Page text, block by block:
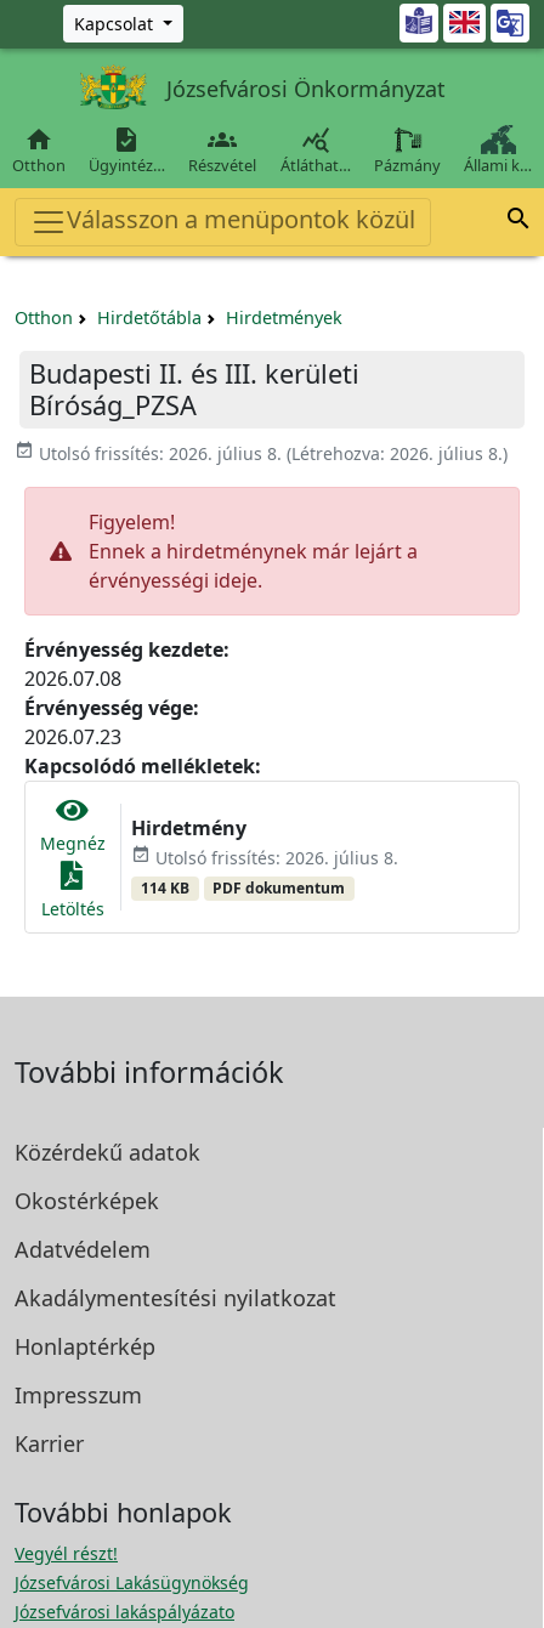
Ugrás a fő tartalomra
Kapcsolat 
Józsefvárosi Önkormányzat

Otthon

Ügyintéz…

Részvétel

Átláthat… Pázmány Állami k…
Válasszon a menüpontok közül 
Otthon Hirdetőtábla Hirdetmények
Budapesti II. és III. kerületi
Bíróság_PZSA
event_available Utolsó frissítés: 2026. július 8. (Létrehozva: 2026. július 8.)
Figyelem!
Ennek a hirdetménynek már lejárt a
érvényességi ideje.
Érvényesség kezdete:
2026.07.08
Érvényesség vége:
2026.07.23
Kapcsolódó mellékletek:
Megnéz
Letöltés
Hirdetmény
event_available Utolsó frissítés: 2026. július 8.
114 KB PDF dokumentum
További információk
Közérdekű adatok
Okostérképek
Adatvédelem
Akadálymentesítési nyilatkozat
Honlaptérkép
Impresszum
Karrier
További honlapok
Vegyél részt!
Józsefvárosi Lakásügynökség
Józsefvárosi lakáspályázato